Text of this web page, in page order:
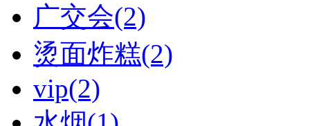
广交会(2)
烫面炸糕(2)
vip(2)